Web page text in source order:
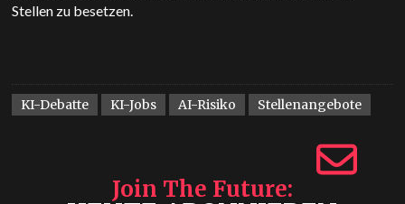
Stellen zu besetzen.
KI-Debatte KI-Jobs AI-Risiko Stellenangebote
Join The Future